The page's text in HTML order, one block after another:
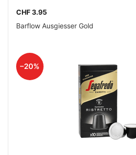
CHF 3.95
Barflow Ausgiesser Gold
–20%